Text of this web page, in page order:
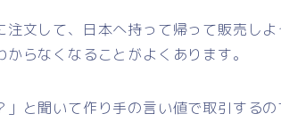
文して、日本へ持って帰って販売しよ
らなくなることがよくあります。
と聞いて作り手の言い値で取引するの